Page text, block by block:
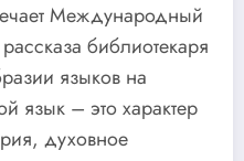
Международный
библиотекаря
языков на
язык – это характер
духовное